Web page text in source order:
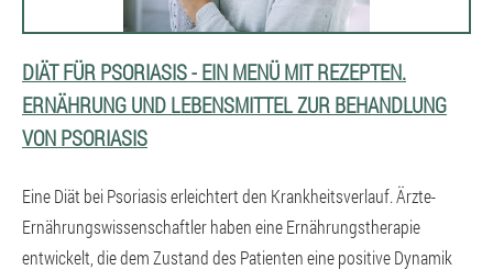
DIÄT FÜR PSORIASIS - EIN MENÜ MIT REZEPTEN.
ERNÄHRUNG UND LEBENSMITTEL ZUR BEHANDLUNG
VON PSORIASIS
Eine Diät bei Psoriasis erleichtert den Krankheitsverlauf. Ärzte-
Ernährungswissenschaftler haben eine Ernährungstherapie
entwickelt, die dem Zustand des Patienten eine positive Dynamik